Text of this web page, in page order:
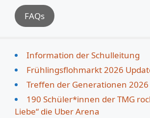
FAQs
Information der Schulleitung
Frühlingsflohmarkt 2026
Treffen der Generationen 2026
190 Schüler*innen der TMG
Liebe“ die Uber Arena